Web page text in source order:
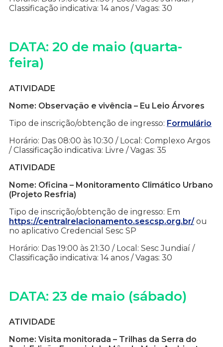
Classificação indicativa: 14 anos / Vagas: 30
DATA: 20 de maio (quarta-
feira)
ATIVIDADE
Nome: Observação e vivência – Eu Leio Árvores
Tipo de inscrição/obtenção de ingresso: Formulário
Horário: Das 08:00 às 10:30 / Local: Complexo Argos
/ Classificação indicativa: Livre / Vagas: 35
ATIVIDADE
Nome: Oficina – Monitoramento Climático Urbano
(Projeto Resfria)
Tipo de inscrição/obtenção de ingresso: Em
https://centralrelacionamento.sescsp.org.br/ ou
no aplicativo Credencial Sesc SP
Horário: Das 19:00 às 21:30 / Local: Sesc Jundiaí /
Classificação indicativa: 14 anos / Vagas: 30
DATA: 23 de maio (sábado)
ATIVIDADE
Nome: Visita monitorada – Trilhas da Serra do